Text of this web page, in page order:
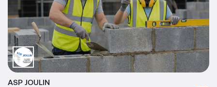
ASP JOULIN